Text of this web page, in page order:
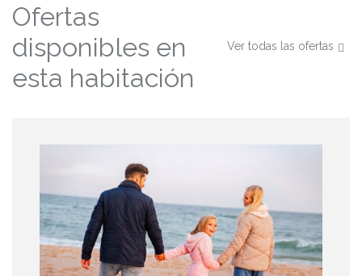
Ofertas
disponibles en
esta habitación
Ver todas las ofertas